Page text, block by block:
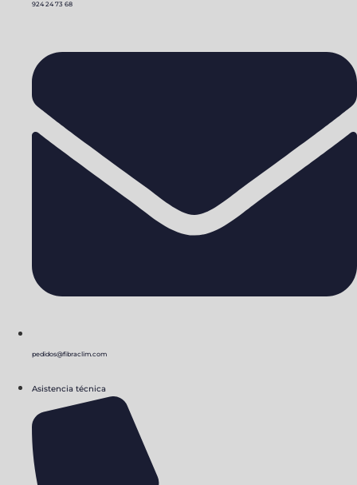
924 24 73 68
pedidos@fibraclim.com
Asistencia técnica